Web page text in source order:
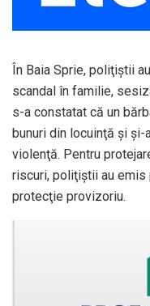
În Baia Sprie, poliţiştii
scandal în familie,
s-a constatat că un
bunuri din locuinţă şi şi-
violenţă. Pentru
riscuri, poliţiştii au emis
protecţie provizoriu.